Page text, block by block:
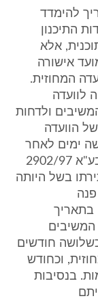
להימדד
התיכנון
אלא
אישורה
המחוזית.
לוועדה
ולדחות
הוועדה
בתאריך 23.10.95. שלושה ימים לאחר
מכן, בתאריך 26.10.95, פנה המשיב 4 בע"א 2902/97
בשל היותה
המשיבים
חודשים
וכחודש
בנסיבות